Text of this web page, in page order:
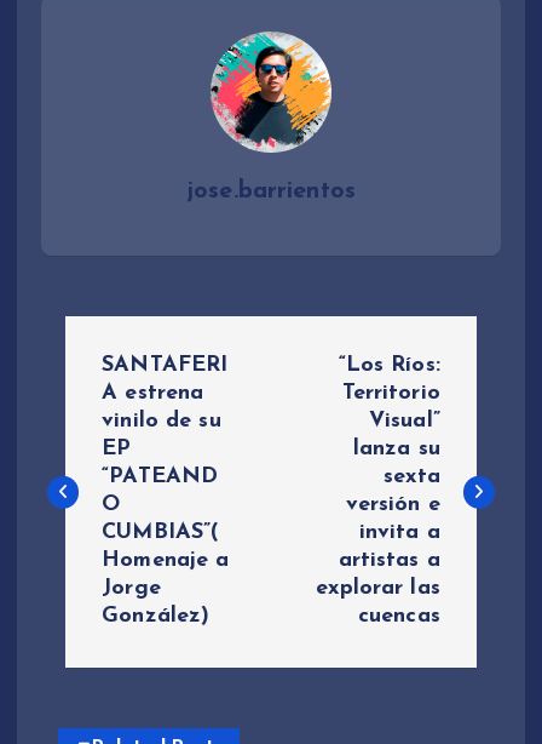
jose.barrientos
v
e
SANTAFERI
A estrena
vinilo de su
EP
“PATEAND
O
CUMBIAS”(
Homenaje a
Jorge
González)
“Los Ríos:
Territorio
Visual”
lanza su
sexta
versión e
invita a
artistas a
explorar las
cuencas